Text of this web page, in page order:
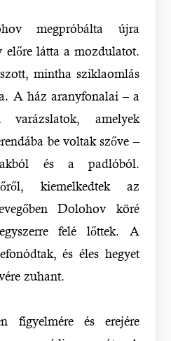
megpróbálta újra
előre látta a mozdulatot.
mintha sziklaomlás
A ház aranyfonalai – a
varázslatok, amelyek
be voltak szőve –
és a padlóból.
kiemelkedtek az
Dolohov köré
felé lőttek. A
és éles hegyet
zuhant.
figyelmére és erejére